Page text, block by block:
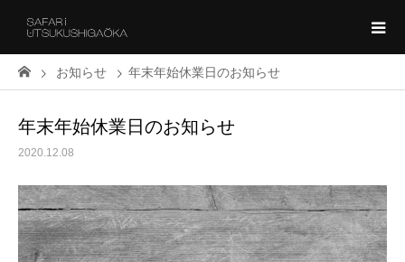
お知らせ 年末年始休業日のお知らせ
年末年始休業日のお知らせ
2020.12.08